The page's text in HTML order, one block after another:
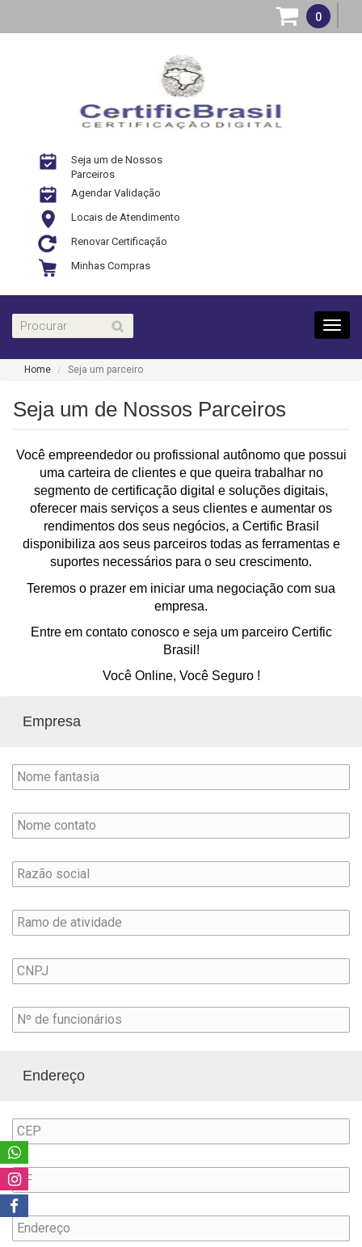
0
Seja um de Nossos
Parceiros
Agendar Validação
Locais de Atendimento
Renovar Certificação
Minhas Compras
Home Seja um parceiro
Seja um de Nossos Parceiros
Você empreendedor ou profissional autônomo que possui
uma carteira de clientes e que queira trabalhar no
segmento de certificação digital e soluções digitais,
oferecer mais serviços a seus clientes e aumentar os
rendimentos dos seus negócios, a Certific Brasil
disponibiliza aos seus parceiros todas as ferramentas e
suportes necessários para o seu crescimento.
Teremos o prazer em iniciar uma negociação com sua
empresa.
Entre em contato conosco e seja um parceiro Certific
Brasil!
Você Online, Você Seguro !
Empresa
Endereço